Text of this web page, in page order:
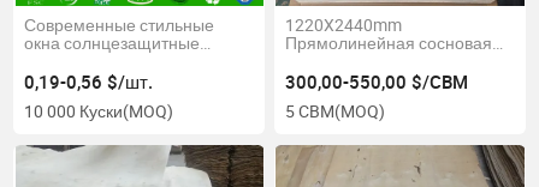
Современные стильные
окна солнцезащитные
сосны / тополя / березы
0,19-0,56 $/шт.
10 000 Куски(MOQ)
1220X2440mm
Прямолинейная сосновая
доска для использования в
интерьере
300,00-550,00 $/CBM
5 CBM(MOQ)